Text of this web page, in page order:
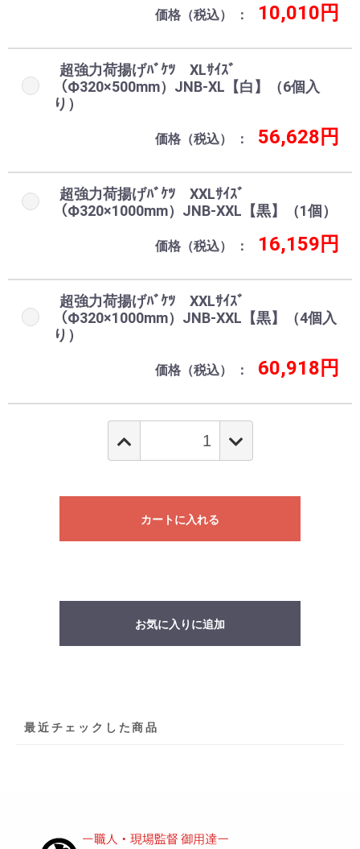
価格（税込） 10,010円
超強力荷揚げﾊﾞｹﾂ XLｻｲｽﾞ
（Ф320×500mm）JNB-XL【白】（6個入
り）
価格（税込） 56,628円
超強力荷揚げﾊﾞｹﾂ XXLｻｲｽﾞ
（Ф320×1000mm）JNB-XXL【黒】（1個）
価格（税込） 16,159円
超強力荷揚げﾊﾞｹﾂ XXLｻｲｽﾞ
（Ф320×1000mm）JNB-XXL【黒】（4個入
り）
価格（税込） 60,918円
カートに入れる
お気に入りに追加
最近チェックした商品